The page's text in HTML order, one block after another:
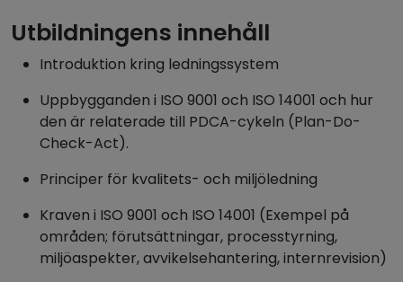
Utbildningens innehåll
Introduktion kring ledningssystem
Uppbygganden i ISO 9001 och ISO 14001 och hur
den är relaterade till PDCA-cykeln (Plan-Do-
Check-Act).
Principer för kvalitets- och miljöledning
Kraven i ISO 9001 och ISO 14001 (Exempel på
områden; förutsättningar, processtyrning,
miljöaspekter, avvikelsehantering, internrevision)